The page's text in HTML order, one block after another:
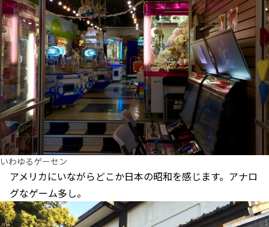
いわゆるゲーセン
アメリカにいながらどこか日本の昭和を感じます。アナロ
グなゲーム多し。